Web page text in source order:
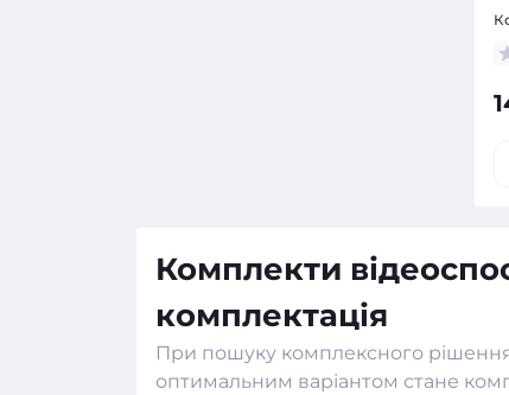
Комплекти
комплектація
При пошуку комплексного рішення
оптимальним варіантом стане